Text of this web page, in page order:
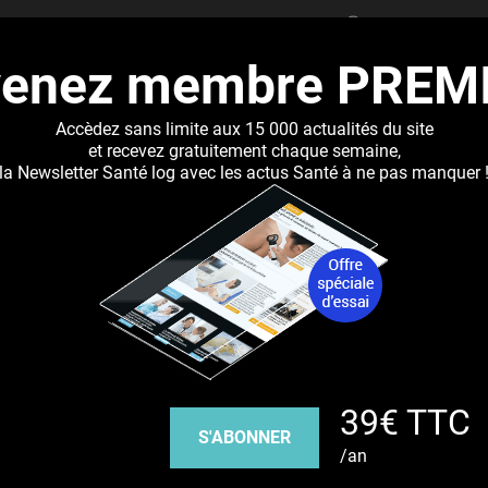
Jump to navigation
RECHERCHER
tout changer
Youbute
membre
Accèdez sans limite aux 15 000 actualités du site
et recevez gratuitement chaque semaine,
la Newsletter Santé log avec les actus Santé à ne pas manquer !
S'ABONNER 39€ TTC
/an